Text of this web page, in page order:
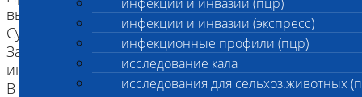
инфекции и инвазии (экспресс)
инфекционные профили (пцр)
исследование кала
исследования для сельхоз.животных
высокий уровень цистина в моче.
Суки и кобели болеют одинаково часто.
Заболевание развивается в возрасте около года,
иногда несколько позже - в 2-4 года.
В течении жизни собаке требуется определенная